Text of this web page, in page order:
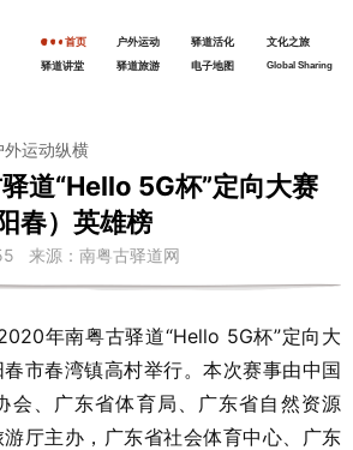
首页 户外运动 驿道活化
文化之旅
驿道讲堂
驿道旅游 电子地图 Global Sharing
外运动纵横
道“Hello 5G杯”定向大赛
春）英雄榜
来源：南粤古驿道网
年南粤古驿道“Hello 5G杯”定向大
市春湾镇高村举行。本次赛事由中国
会、广东省体育局、广东省自然资源
厅主办，广东省社会体育中心、广东